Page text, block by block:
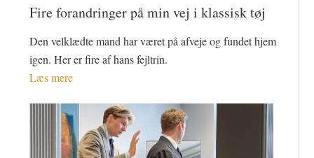
Fire forandringer på min vej i klassisk tøj
Den velklædte mand har været på afveje og fundet hjem
igen. Her er fire af hans fejltrin.
Læs mere